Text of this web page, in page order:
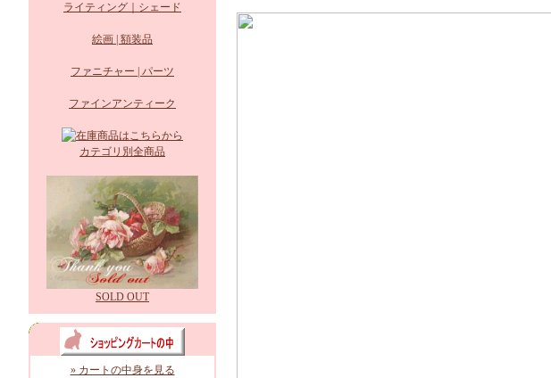
ライティング｜シェード
絵画 | 額装品
ファニチャー | パーツ
ファインアンティーク
カテゴリ別全商品
SOLD OUT
» カートの中身を見る